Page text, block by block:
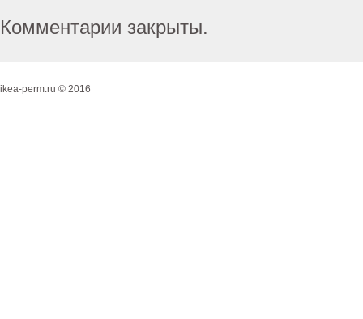
Комментарии закрыты.
ikea-perm.ru © 2016